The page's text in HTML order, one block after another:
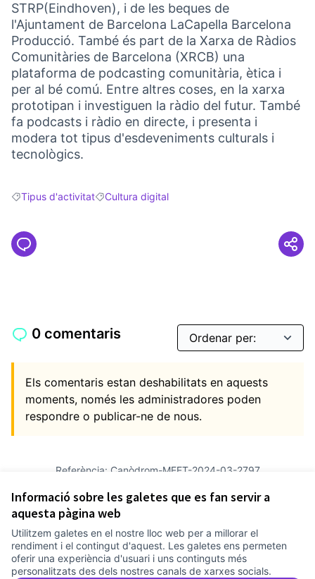
Informació sobre les galetes que es fan servir a
aquesta pàgina web
Utilitzem galetes en el nostre lloc web per a millorar el
rendiment i el contingut d'aquest. Les galetes ens permeten
oferir una experiència d'usuari i uns continguts més
personalitzats des dels nostres canals de xarxes socials.
STRP(Eindhoven), i de les beques de
l'Ajuntament de Barcelona LaCapella Barcelona
Producció. També és part de la Xarxa de Ràdios
Comunitàries de Barcelona (XRCB) una
plataforma de podcasting comunitària, ètica i
per al bé comú. Entre altres coses, en la xarxa
prototipan i investiguen la ràdio del futur. També
fa podcasts i ràdio en directe, i presenta i
modera tot tipus d'esdeveniments culturals i
tecnològics.
Resultats en filtrar per: Tipus d'activitat
Tipus d'activitatResultats en filtrar per: Cultura digital
Cultura digital
0 comentaris
Els comentaris estan deshabilitats en aquests
moments, només les administradores poden
respondre o publicar-ne de nous.
Referència: Canòdrom-MEET-2024-03-2797
Afegir al calendari
Termes i condicions d'ús
Configuració de les galetes
Comunitat Canòdrom a Facebook
(Link externo)
Comunitat Canòdrom a Instagram
(Link externo)
Comunitat Canòdrom a YouTube
(Link externo)
Català
Triar la llengua Elegir el idiomaChoose language